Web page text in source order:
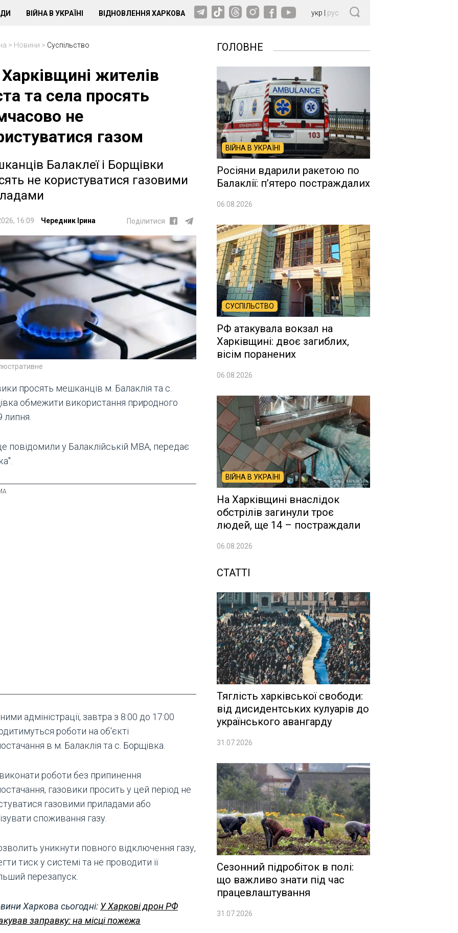
ВІЙНА В УКРАЇНІ ВІДНОВЛЕННЯ ХАРКОВА укр рус
> Новини > Суспільство
жителів
та села просять
не
газом
Балаклеї і Борщівки
не користуватися газовими
16:09 Чередник Ірина Поділитися
просять мешканців м. Балаклія та с.
обмежити використання природного
липня.
повідомили у Балаклійській МВА, передає
адміністрації, завтра з 8:00 до 17:00
роботи на об'єкті
в м. Балаклія та с. Борщівка.
роботи без припинення
газовики просить у цей період не
газовими приладами або
споживання газу.
уникнути повного відключення газу,
тиск у системі та не проводити її
перезапуск.
Харкова сьогодні: У Харкові дрон РФ
заправку: на місці пожежа
ГОЛОВНЕ
ВІЙНА В УКРАЇНІ
Росіяни вдарили ракетою по
Балаклії: п’ятеро постраждалих
06.08.2026
СУСПІЛЬСТВО
РФ атакувала вокзал на
Харківщині: двоє загиблих,
вісім поранених
06.08.2026
ВІЙНА В УКРАЇНІ
На Харківщині внаслідок
обстрілів загинули троє
людей, ще 14 – постраждали
06.08.2026
СТАТТІ
Тяглість харківської свободи:
від дисидентських кулуарів до
українського авангарду
31.07.2026
Сезонний підробіток в полі:
що важливо знати під час
працевлаштування
31.07.2026